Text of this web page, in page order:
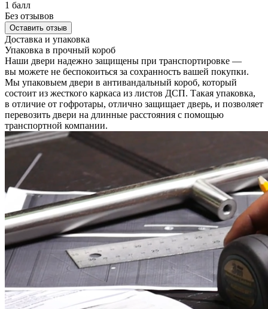
1 балл
Без отзывов
Оставить отзыв
Доставка и упаковка
Упаковка в прочный короб
Наши двери надежно защищены при транспортировке —
вы можете не беспокоиться за сохранность вашей покупки.
Мы упаковыем двери в антивандальный короб, который
состоит из жесткого каркаса из листов ДСП. Такая упаковка,
в отличие от гофротары, отлично защищает дверь, и позволяет
перевозить двери на длинные расстояния с помощью
транспортной компании.